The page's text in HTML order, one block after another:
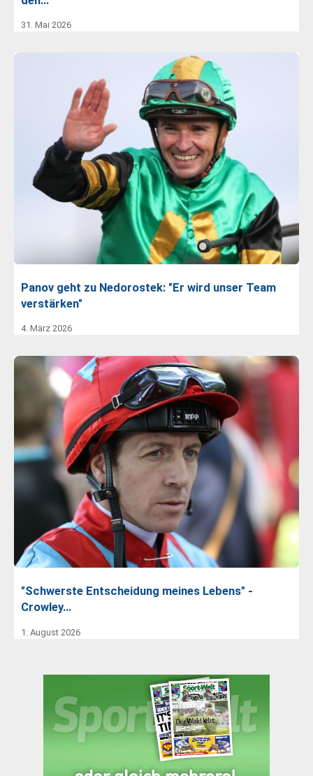
31. Mai 2026
Panov geht zu Nedorostek: "Er wird unser Team
verstärken"
4. März 2026
"Schwerste Entscheidung meines Lebens" -
Crowley…
1. August 2026